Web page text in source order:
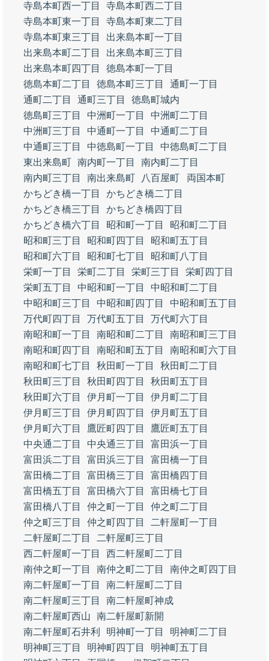
寺島本町西一丁目
寺島本町西二丁目
寺島本町東一丁目
寺島本町東二丁目
寺島本町東三丁目
出来島本町一丁目
出来島本町二丁目
出来島本町三丁目
出来島本町四丁目
徳島本町一丁目
徳島本町二丁目
徳島本町三丁目
通町一丁目
通町二丁目
通町三丁目
徳島町城内
徳島町三丁目
中洲町一丁目
中洲町二丁目
中洲町三丁目
中通町一丁目
中通町二丁目
中通町三丁目
中徳島町一丁目
中徳島町二丁目
東出来島町 南内町一丁目
南内町二丁目
南内町三丁目
南出来島町 八百屋町
両国本町
かちどき橋一丁目
かちどき橋二丁目
かちどき橋三丁目
かちどき橋四丁目
かちどき橋六丁目
昭和町一丁目
昭和町二丁目
昭和町三丁目
昭和町四丁目
昭和町五丁目
昭和町六丁目
昭和町七丁目
昭和町八丁目
栄町一丁目
栄町二丁目 栄町三丁目
栄町四丁目
栄町五丁目
中昭和町一丁目
中昭和町二丁目
中昭和町三丁目
中昭和町四丁目
中昭和町五丁目
万代町四丁目
万代町五丁目
万代町六丁目
南昭和町一丁目
南昭和町二丁目
南昭和町三丁目
南昭和町四丁目
南昭和町五丁目
南昭和町六丁目
南昭和町七丁目
秋田町一丁目
秋田町二丁目
秋田町三丁目
秋田町四丁目
秋田町五丁目
秋田町六丁目
伊月町一丁目
伊月町二丁目
伊月町三丁目
伊月町四丁目
伊月町五丁目
伊月町六丁目
鷹匠町四丁目
鷹匠町五丁目
中央通二丁目
中央通三丁目
富田浜一丁目
富田浜二丁目
富田浜三丁目
富田橋一丁目
富田橋二丁目
富田橋三丁目
富田橋四丁目
富田橋五丁目
富田橋六丁目
富田橋七丁目
富田橋八丁目
仲之町一丁目
仲之町二丁目
仲之町三丁目
仲之町四丁目
二軒屋町一丁目
二軒屋町二丁目
二軒屋町三丁目
西二軒屋町一丁目
西二軒屋町二丁目
南仲之町一丁目
南仲之町二丁目
南仲之町四丁目
南二軒屋町一丁目
南二軒屋町二丁目
南二軒屋町三丁目
南二軒屋町神成
南二軒屋町西山
南二軒屋町新開
南二軒屋町石井利
明神町一丁目
明神町二丁目
明神町三丁目
明神町四丁目
明神町五丁目